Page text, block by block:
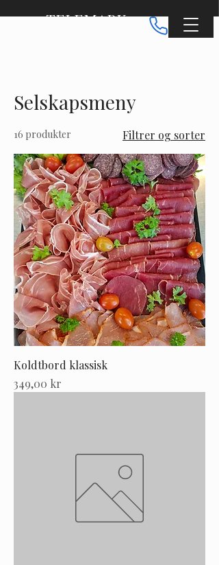
TELEMARK
Selskapsmeny
16 produkter Filtrer og sorter
Koldtbord klassisk
Pris
349,00 kr